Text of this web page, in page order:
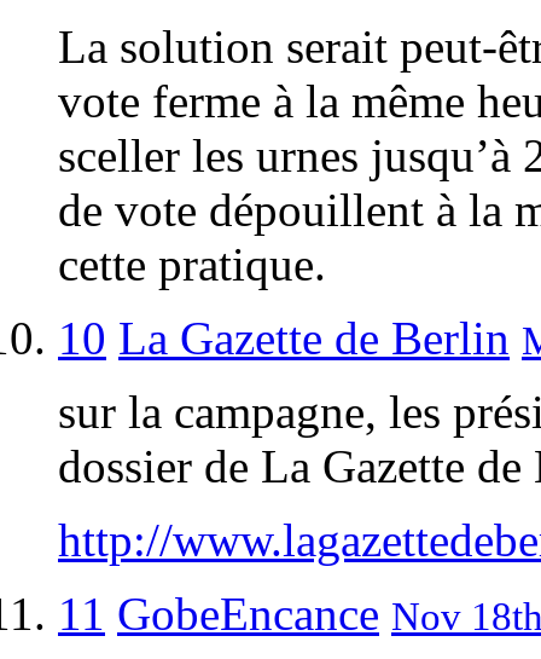
La solution serait peut-
vote ferme à la même
sceller les urnes
de vote dépouillent à la
cette pratique.
10 La Gazette de Berlin
sur la campagne, les
dossier de La Gazette
http://
11 GobeEncance Nov